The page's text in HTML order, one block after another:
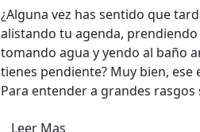
¿Alguna vez has sentido que
alistando tu agenda,
tomando agua y yendo al baño
tienes pendiente? Muy bien,
Para entender a grandes
Leer Mas